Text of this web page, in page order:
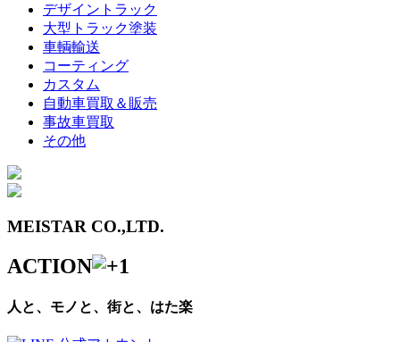
デザイントラック
大型トラック塗装
車輌輸送
コーティング
カスタム
自動車買取＆販売
事故車買取
その他
MEISTAR CO.,LTD.
ACTION
人と、モノと、街と、はた楽